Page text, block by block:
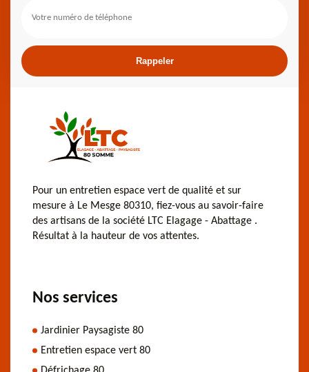
Pour un entretien espace vert de qualité et sur
mesure à Le Mesge 80310, fiez-vous au savoir-faire
des artisans de la société LTC Elagage - Abattage .
Résultat à la hauteur de vos attentes.
Nos services
Jardinier Paysagiste 80
Entretien espace vert 80